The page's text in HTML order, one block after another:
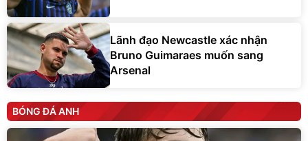
Lãnh đạo Newcastle xác nhận
Bruno Guimaraes muốn sang
Arsenal
BÓNG ĐÁ ANH